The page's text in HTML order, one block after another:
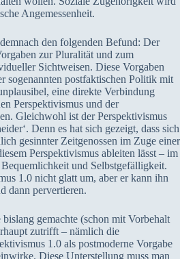
Angemessenheit.
den folgenden Befund: Der
zur Pluralität und zum
Sichtweisen. Diese Vorgaben
sogenannten postfaktischen Politik mit
eine direkte Verbindung
Perspektivismus und der
Gleichwohl ist der Perspektivismus
Denn es hat sich gezeigt, dass sich
gesinnter Zeitgenossen im Zuge einer
Perspektivismus ableiten lässt – im
und Selbstgefälligkeit.
1.0 nicht glatt um, aber er kann ihn
dann pervertieren.
gemachte (schon mit Vorbehalt
zutrifft – nämlich die
1.0 als postmoderne Vorgabe
Diese Unterstellung muss man